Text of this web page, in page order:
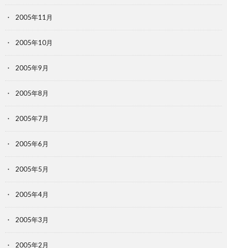
2005年11月
2005年10月
2005年9月
2005年8月
2005年7月
2005年6月
2005年5月
2005年4月
2005年3月
2005年2月